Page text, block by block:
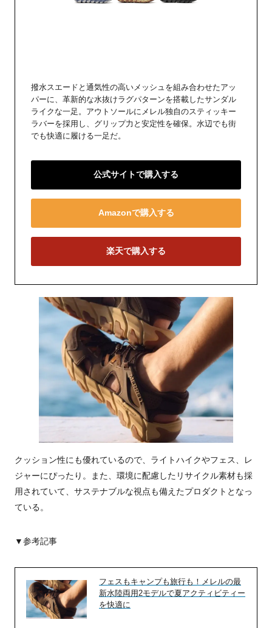
撥水スエードと通気性の高いメッシュを組み合わせたアッ
パーに、革新的な水抜けラグパターンを搭載したサンダル
ライクな一足。アウトソールにメレル独自のスティッキー
ラバーを採用し、グリップ力と安定性を確保。水辺でも街
でも快適に履ける一足だ。
公式サイトで購入する
Amazonで購入する
楽天で購入する
クッション性にも優れているので、ライトハイクやフェス、レ
ジャーにぴったり。また、環境に配慮したリサイクル素材も採
用されていて、サステナブルな視点も備えたプロダクトとなっ
ている。
▼参考記事
フェスもキャンプも旅行も！メレルの最
新水陸両用2モデルで夏アクティビティー
を快適に